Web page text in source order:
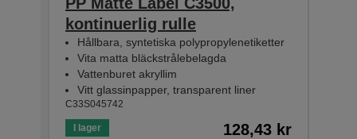
kontinuerlig rulle
Hållbara, syntetiska polypropylenetiketter
Vita matta bläckstrålebelagda
Vattenburet akryllim
Vitt glassinpapper, transparent liner
C33S045742
I lager 128,43 kr